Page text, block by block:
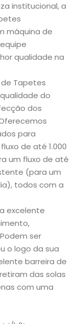
institucional, a
máquina de
qualidade na
Tapetes
do
dos
para
de até 1.000
um fluxo de até
(para um
todos com a
excelente
ser
o logo da sua
barreira de
das solas
com uma